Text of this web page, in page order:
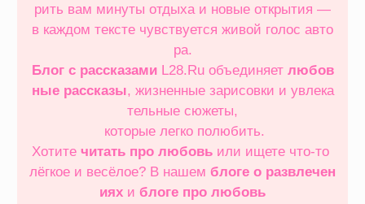
рить вам минуты отдыха и новые открытия —
в каждом тексте чувствуется живой голос авто
ра.
Блог с рассказамиL28.Ru объединяет любов
ные рассказы, жизненные зарисовки и увлека
тельные сюжеты,
которые легко полюбить.
Хотите читать про любовь или ищете что‑то
лёгкое и весёлое? В нашем блоге о развлечен
иях и блоге про любовь